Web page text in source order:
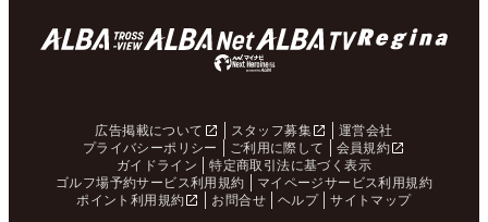
広告掲載について スタッフ募集
運営会社
プライバシーポリシー
ご利用に際して
会員規約
ガイドライン
特定商取引法に基づく表示
ゴルフ場予約サービス利用規約
マイページサービス利用規約
ポイント利用規約
お問合せ ヘルプ サイトマップ